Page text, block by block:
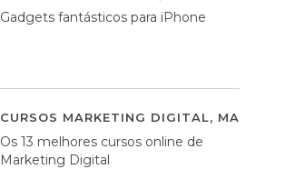
Gadgets fantásticos para iPhone
CURSOS MARKETING DIGITAL,
Os 13 melhores cursos online de
Marketing Digital